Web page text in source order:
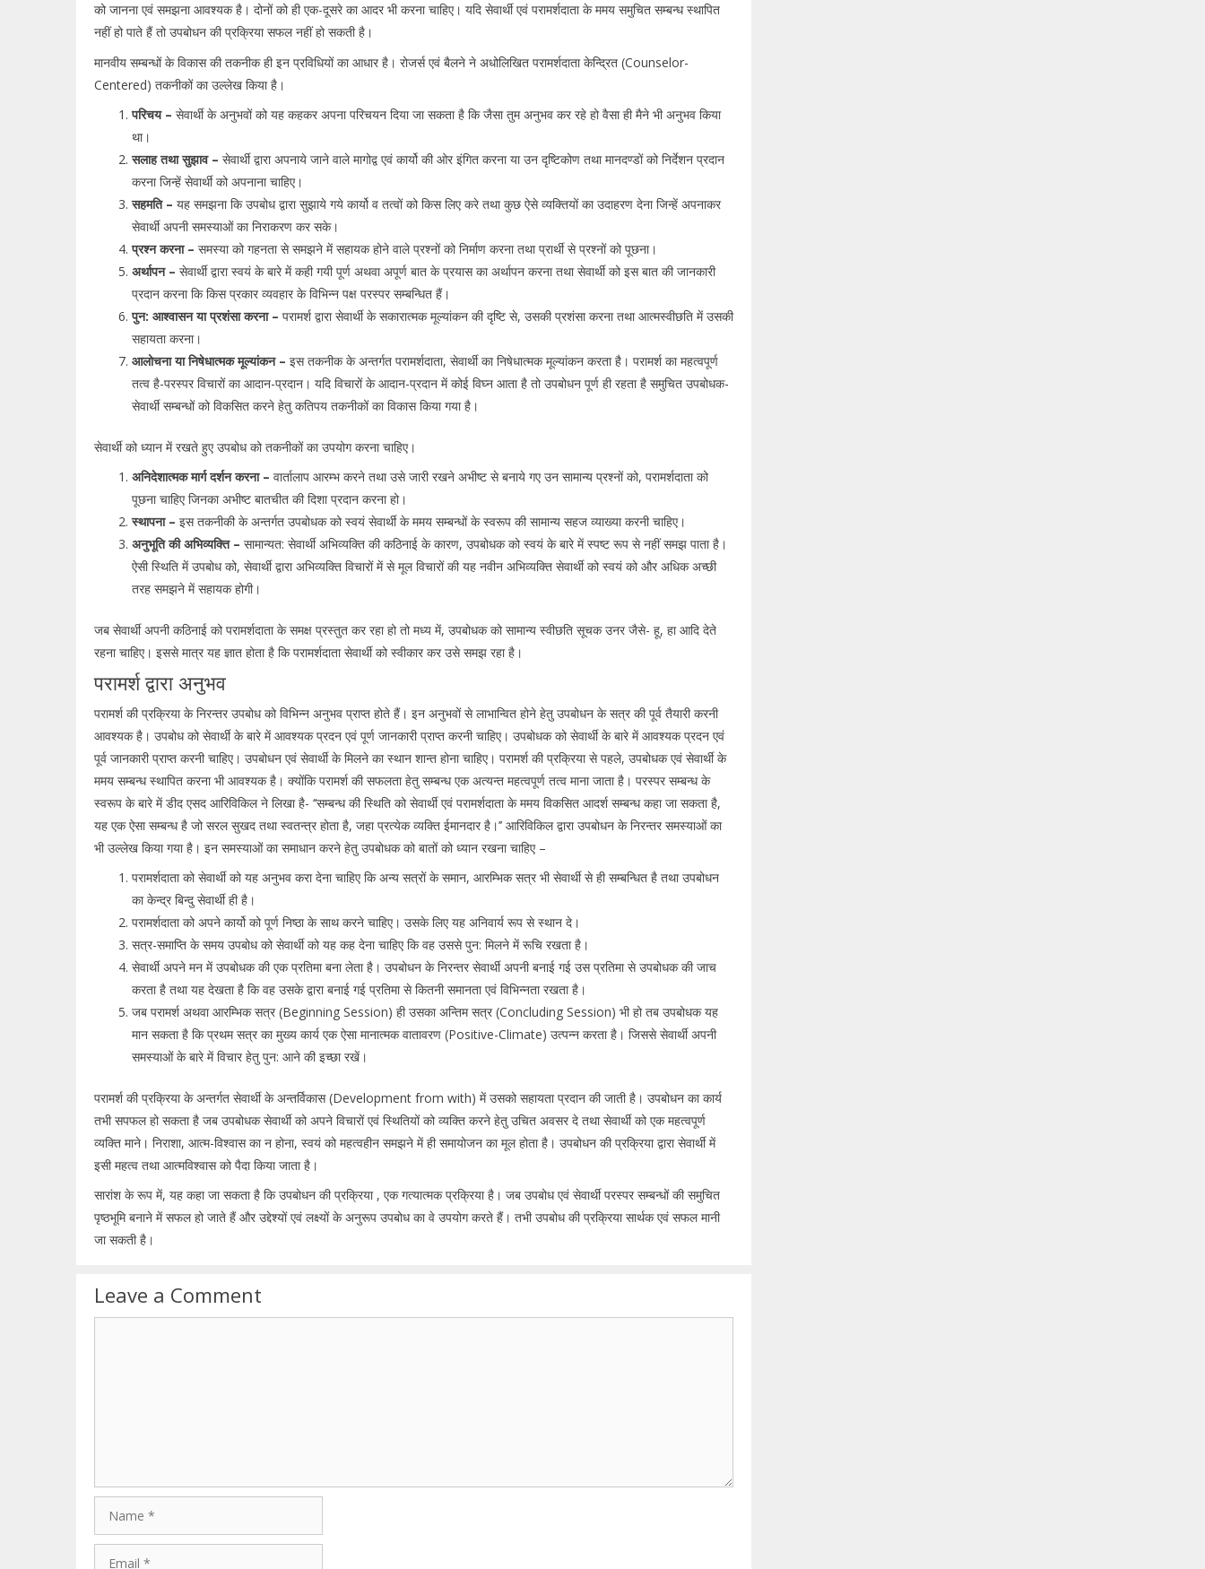
को जानना एवं समझना आवश्यक है। दोनों को ही एक-दूसरे का आदर भी करना चाहिए। यदि सेवार्थी एवं परामर्शदाता के ममय समुचित सम्बन्ध स्थापित
नहीं हो पाते हैं तो उपबोधन की प्रक्रिया सफल नहीं हो सकती है।
मानवीय सम्बन्धों के विकास की तकनीक ही इन प्रविधियों का आधार है। रोजर्स एवं बैलने ने अधोलिखित परामर्शदाता केन्द्रित (Counselor-
Centered) तकनीकों का उल्लेख किया है।
परिचय – सेवार्थी के अनुभवों को यह कहकर अपना परिचयन दिया जा सकता है कि जैसा तुम अनुभव कर रहे हो वैसा ही मैने भी अनुभव किया
था।
सलाह तथा सुझाव – सेवार्थी द्वारा अपनाये जाने वाले मागोद्व एवं कार्यो की ओर इंगित करना या उन दृष्टिकोण तथा मानदण्डों को निर्देशन प्रदान
करना जिन्हें सेवार्थी को अपनाना चाहिए।
सहमति – यह समझना कि उपबोध द्वारा सुझाये गये कार्यो व तत्वों को किस लिए करे तथा कुछ ऐसे व्यक्तियों का उदाहरण देना जिन्हें अपनाकर
सेवार्थी अपनी समस्याओं का निराकरण कर सके।
प्रश्न करना – समस्या को गहनता से समझने में सहायक होने वाले प्रश्नों को निर्माण करना तथा प्रार्थी से प्रश्नों को पूछना।
अर्थापन – सेवार्थी द्वारा स्वयं के बारे में कही गयी पूर्ण अथवा अपूर्ण बात के प्रयास का अर्थापन करना तथा सेवार्थी को इस बात की जानकारी
प्रदान करना कि किस प्रकार व्यवहार के विभिन्न पक्ष परस्पर सम्बन्धित हैं।
पुन: आश्वासन या प्रशंसा करना – परामर्श द्वारा सेवार्थी के सकारात्मक मूल्यांकन की दृष्टि से, उसकी प्रशंसा करना तथा आत्मस्वीछति में उसकी
सहायता करना।
आलोचना या निषेधात्मक मूल्यांकन – इस तकनीक के अन्तर्गत परामर्शदाता, सेवार्थी का निषेधात्मक मूल्यांकन करता है। परामर्श का महत्वपूर्ण
तत्व है-परस्पर विचारों का आदान-प्रदान। यदि विचारों के आदान-प्रदान में कोई विघ्न आता है तो उपबोधन पूर्ण ही रहता है समुचित उपबोधक-
सेवार्थी सम्बन्धों को विकसित करने हेतु कतिपय तकनीकों का विकास किया गया है।
सेवार्थी को ध्यान में रखते हुए उपबोध को तकनीकों का उपयोग करना चाहिए।
अनिदेशात्मक मार्ग दर्शन करना – वार्तालाप आरम्भ करने तथा उसे जारी रखने अभीष्ट से बनाये गए उन सामान्य प्रश्नों को, परामर्शदाता को
पूछना चाहिए जिनका अभीष्ट बातचीत की दिशा प्रदान करना हो।
स्थापना – इस तकनीकी के अन्तर्गत उपबोधक को स्वयं सेवार्थी के ममय सम्बन्धों के स्वरूप की सामान्य सहज व्याख्या करनी चाहिए।
अनुभूति की अभिव्यक्ति – सामान्यत: सेवार्थी अभिव्यक्ति की कठिनाई के कारण, उपबोधक को स्वयं के बारे में स्पष्ट रूप से नहीं समझ पाता है।
ऐसी स्थिति में उपबोध को, सेवार्थी द्वारा अभिव्यक्ति विचारों में से मूल विचारों की यह नवीन अभिव्यक्ति सेवार्थी को स्वयं को और अधिक अच्छी
तरह समझने में सहायक होगी।
जब सेवार्थी अपनी कठिनाई को परामर्शदाता के समक्ष प्रस्तुत कर रहा हो तो मध्य में, उपबोधक को सामान्य स्वीछति सूचक उनर जैसे- हू, हा आदि देते
रहना चाहिए। इससे मात्र यह ज्ञात होता है कि परामर्शदाता सेवार्थी को स्वीकार कर उसे समझ रहा है।
परामर्श द्वारा अनुभव
परामर्श की प्रक्रिया के निरन्तर उपबोध को विभिन्न अनुभव प्राप्त होते हैं। इन अनुभवों से लाभान्वित होने हेतु उपबोधन के सत्र की पूर्व तैयारी करनी
आवश्यक है। उपबोध को सेवार्थी के बारे में आवश्यक प्रदन एवं पूर्ण जानकारी प्राप्त करनी चाहिए। उपबोधक को सेवार्थी के बारे में आवश्यक प्रदन एवं
पूर्व जानकारी प्राप्त करनी चाहिए। उपबोधन एवं सेवार्थी के मिलने का स्थान शान्त होना चाहिए। परामर्श की प्रक्रिया से पहले, उपबोधक एवं सेवार्थी के
ममय सम्बन्ध स्थापित करना भी आवश्यक है। क्योंकि परामर्श की सफलता हेतु सम्बन्ध एक अत्यन्त महत्वपूर्ण तत्व माना जाता है। परस्पर सम्बन्ध के
स्वरूप के बारे में डीद एसद आरिविकिल ने लिखा है- ‘‘सम्बन्ध की स्थिति को सेवार्थी एवं परामर्शदाता के ममय विकसित आदर्श सम्बन्ध कहा जा सकता है,
यह एक ऐसा सम्बन्ध है जो सरल सुखद तथा स्वतन्त्र होता है, जहा प्रत्येक व्यक्ति ईमानदार है।’’ आरिविकिल द्वारा उपबोधन के निरन्तर समस्याओं का
भी उल्लेख किया गया है। इन समस्याओं का समाधान करने हेतु उपबोधक को बातों को ध्यान रखना चाहिए –
परामर्शदाता को सेवार्थी को यह अनुभव करा देना चाहिए कि अन्य सत्रों के समान, आरम्भिक सत्र भी सेवार्थी से ही सम्बन्धित है तथा उपबोधन
का केन्द्र बिन्दु सेवार्थी ही है।
परामर्शदाता को अपने कार्यो को पूर्ण निष्ठा के साथ करने चाहिए। उसके लिए यह अनिवार्य रूप से स्थान दे।
सत्र-समाप्ति के समय उपबोध को सेवार्थी को यह कह देना चाहिए कि वह उससे पुन: मिलने में रूचि रखता है।
सेवार्थी अपने मन में उपबोधक की एक प्रतिमा बना लेता है। उपबोधन के निरन्तर सेवार्थी अपनी बनाई गई उस प्रतिमा से उपबोधक की जाच
करता है तथा यह देखता है कि वह उसके द्वारा बनाई गई प्रतिमा से कितनी समानता एवं विभिन्नता रखता है।
जब परामर्श अथवा आरम्भिक सत्र (Beginning Session) ही उसका अन्तिम सत्र (Concluding Session) भी हो तब उपबोधक यह
मान सकता है कि प्रथम सत्र का मुख्य कार्य एक ऐसा मानात्मक वातावरण (Positive-Climate) उत्पन्न करता है। जिससे सेवार्थी अपनी
समस्याओं के बारे में विचार हेतु पुन: आने की इच्छा रखें।
परामर्श की प्रक्रिया के अन्तर्गत सेवार्थी के अन्तर्विकास (Development from with) में उसको सहायता प्रदान की जाती है। उपबोधन का कार्य
तभी सपफल हो सकता है जब उपबोधक सेवार्थी को अपने विचारों एवं स्थितियों को व्यक्ति करने हेतु उचित अवसर दे तथा सेवार्थी को एक महत्वपूर्ण
व्यक्ति माने। निराशा, आत्म-विश्वास का न होना, स्वयं को महत्वहीन समझने में ही समायोजन का मूल होता है। उपबोधन की प्रक्रिया द्वारा सेवार्थी में
इसी महत्व तथा आत्मविश्वास को पैदा किया जाता है।
सारांश के रूप में, यह कहा जा सकता है कि उपबोधन की प्रक्रिया , एक गत्यात्मक प्रक्रिया है। जब उपबोध एवं सेवार्थी परस्पर सम्बन्धों की समुचित
पृष्ठभूमि बनाने में सफल हो जाते हैं और उद्देश्यों एवं लक्ष्यों के अनुरूप उपबोध का वे उपयोग करते हैं। तभी उपबोध की प्रक्रिया सार्थक एवं सफल मानी
जा सकती है।
Leave a Comment